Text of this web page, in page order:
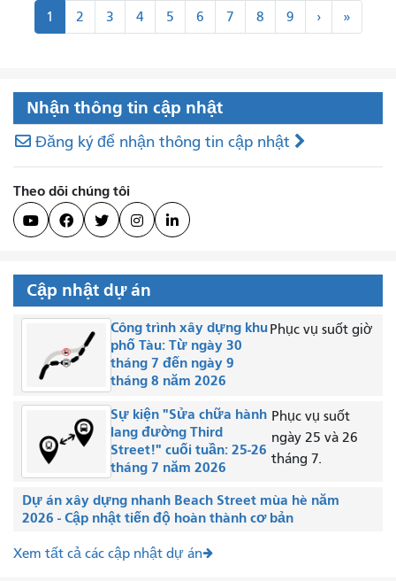
Đánh
1 2 3 4 5 6 7 8 9 ›Kế
tiếp
»Cuối
cùng
Nhận thông tin cập nhật
Đăng ký để nhận thông tin cập nhật
Theo dõi chúng tôi
    
Cập nhật dự án
Công trình xây dựng khu
phố Tàu: Từ ngày 30
tháng 7 đến ngày 9
tháng 8 năm 2026
Phục vụ suốt giờ
Sự kiện "Sửa chữa hành
lang đường Third
Street!" cuối tuần: 25-26
tháng 7 năm 2026
Phục vụ suốt
ngày 25 và 26
tháng 7.
Dự án xây dựng nhanh Beach Street mùa hè năm
2026 - Cập nhật tiến độ hoàn thành cơ bản
Xem tất cả các cập nhật dự án